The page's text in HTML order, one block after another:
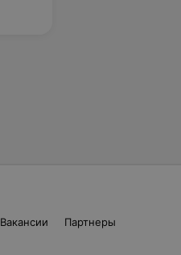
Вакансии
Партнеры